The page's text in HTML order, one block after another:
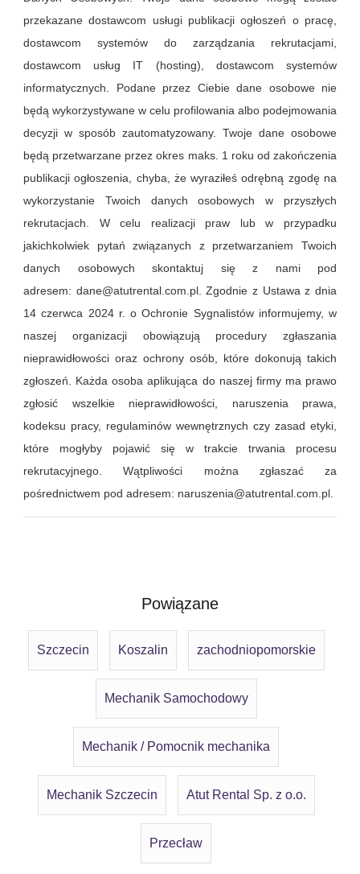
przekazane dostawcom usługi publikacji ogłoszeń o pracę,
dostawcom systemów do zarządzania rekrutacjami,
dostawcom usług IT (hosting), dostawcom systemów
informatycznych. Podane przez Ciebie dane osobowe nie
będą wykorzystywane w celu profilowania albo podejmowania
decyzji w sposób zautomatyzowany. Twoje dane osobowe
będą przetwarzane przez okres maks. 1 roku od zakończenia
publikacji ogłoszenia, chyba, że wyraziłeś odrębną zgodę na
wykorzystanie Twoich danych osobowych w przyszłych
rekrutacjach. W celu realizacji praw lub w przypadku
jakichkolwiek pytań związanych z przetwarzaniem Twoich
danych osobowych skontaktuj się z nami pod
adresem: dane@atutrental.com.pl. Zgodnie z Ustawa z dnia
14 czerwca 2024 r. o Ochronie Sygnalistów informujemy, w
naszej organizacji obowiązują procedury zgłaszania
nieprawidłowości oraz ochrony osób, które dokonują takich
zgłoszeń. Każda osoba aplikująca do naszej firmy ma prawo
zgłosić wszelkie nieprawidłowości, naruszenia prawa,
kodeksu pracy, regulaminów wewnętrznych czy zasad etyki,
które mogłyby pojawić się w trakcie trwania procesu
rekrutacyjnego. Wątpliwości można zgłaszać za
pośrednictwem pod adresem: naruszenia@atutrental.com.pl.
Powiązane
Szczecin Koszalin zachodniopomorskie
Mechanik Samochodowy
Mechanik / Pomocnik mechanika
Mechanik Szczecin Atut Rental Sp. z o.o.
Przecław